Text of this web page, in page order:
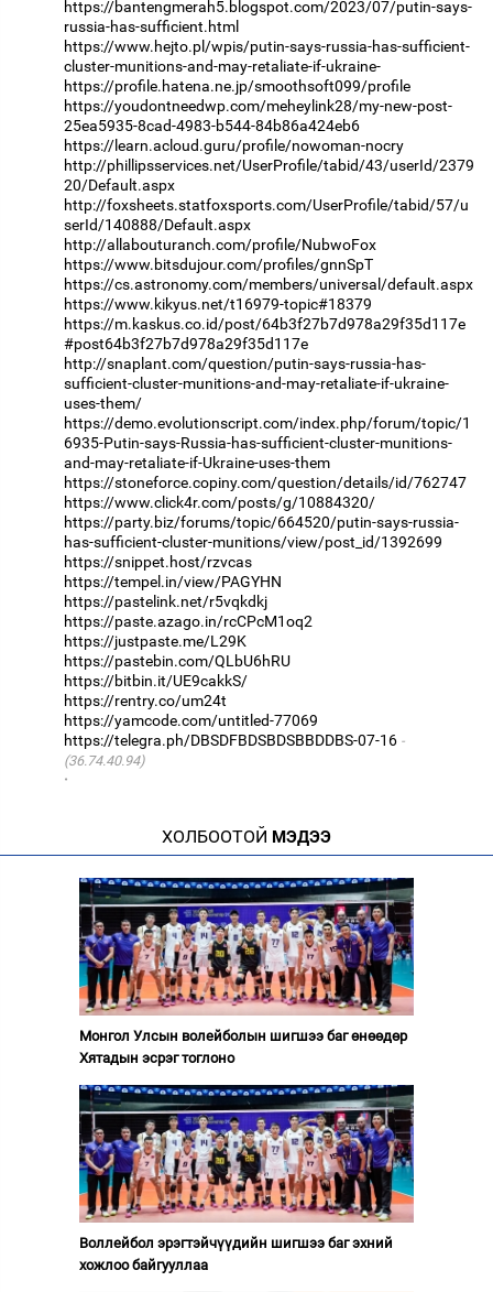
https://bantengmerah5.blogspot.com/2023/07/putin-says-
russia-has-sufficient.html
https://www.hejto.pl/wpis/putin-says-russia-has-sufficient-
cluster-munitions-and-may-retaliate-if-ukraine-
https://profile.hatena.ne.jp/smoothsoft099/profile
https://youdontneedwp.com/meheylink28/my-new-post-
25ea5935-8cad-4983-b544-84b86a424eb6
https://learn.acloud.guru/profile/nowoman-nocry
http://phillipsservices.net/UserProfile/tabid/43/userId/2379
20/Default.aspx
http://foxsheets.statfoxsports.com/UserProfile/tabid/57/u
serId/140888/Default.aspx
http://allabouturanch.com/profile/NubwoFox
https://www.bitsdujour.com/profiles/gnnSpT
https://cs.astronomy.com/members/universal/default.aspx
https://www.kikyus.net/t16979-topic#18379
https://m.kaskus.co.id/post/64b3f27b7d978a29f35d117e
#post64b3f27b7d978a29f35d117e
http://snaplant.com/question/putin-says-russia-has-
sufficient-cluster-munitions-and-may-retaliate-if-ukraine-
uses-them/
https://demo.evolutionscript.com/index.php/forum/topic/1
6935-Putin-says-Russia-has-sufficient-cluster-munitions-
and-may-retaliate-if-Ukraine-uses-them
https://stoneforce.copiny.com/question/details/id/762747
https://www.click4r.com/posts/g/10884320/
https://party.biz/forums/topic/664520/putin-says-russia-
has-sufficient-cluster-munitions/view/post_id/1392699
https://snippet.host/rzvcas
https://tempel.in/view/PAGYHN
https://pastelink.net/r5vqkdkj
https://paste.azago.in/rcCPcM1oq2
https://justpaste.me/L29K
https://pastebin.com/QLbU6hRU
https://bitbin.it/UE9cakkS/
https://rentry.co/um24t
https://yamcode.com/untitled-77069
https://telegra.ph/DBSDFBDSBDSBBDDBS-07-16
(36.74.40.94)
·
ХОЛБООТОЙ МЭДЭЭ
Монгол Улсын волейболын шигшээ баг өнөөдөр
Хятадын эсрэг тоглоно
Воллейбол эрэгтэйчүүдийн шигшээ баг эхний
хожлоо байгууллаа